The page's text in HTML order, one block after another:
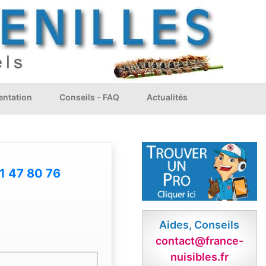
Conseils - FAQ Actualités
47 80 76
Aides, Conseils
contact@france-
nuisibles.fr